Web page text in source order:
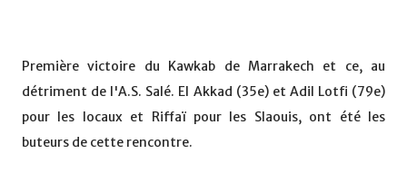
Première victoire du Kawkab de Marrakech et ce, au
détriment de l'A.S. Salé. El Akkad (35e) et Adil Lotfi (79e)
pour les locaux et Riffaï pour les Slaouis, ont été les
buteurs de cette rencontre.